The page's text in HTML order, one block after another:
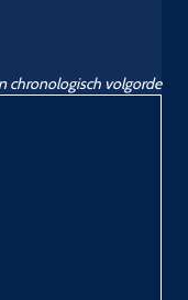
chronologisch volgorde